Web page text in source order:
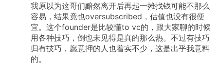
我原以为这哥们黯然离开后再起一摊找钱可能不那么
容易，结果竟也oversubscribed，估值也没有很便
宜。这个founder是比较懂to vc的，跟大家聊的时候
用各种技巧，倒也未见得是真的那么热。不过有技巧
归有技巧，愿意押的人也着实不少，这是出乎我意料
的。